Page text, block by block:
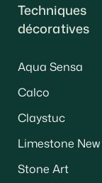
Techniques
décoratives
Aqua Sensa
Calco
Claystuc
Limestone New
Stone Art